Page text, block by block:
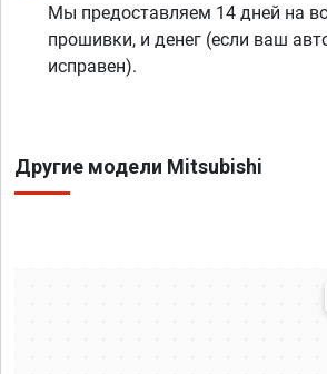
Мы предоставляем 14 дней на
прошивки, и денег (если ваш
исправен).
Другие модели Mitsubishi